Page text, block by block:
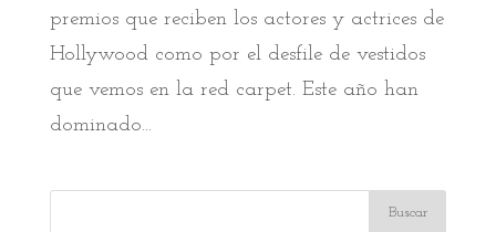
premios que reciben los actores y actrices de
Hollywood como por el desfile de vestidos
que vemos en la red carpet. Este año han
dominado...